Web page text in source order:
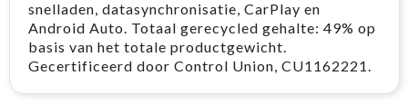
snelladen, datasynchronisatie, CarPlay en
Android Auto. Totaal gerecycled gehalte: 49% op
basis van het totale productgewicht.
Gecertificeerd door Control Union, CU1162221.